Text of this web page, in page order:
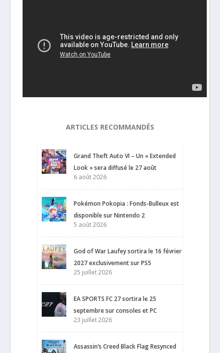
ARTICLES RECOMMANDÉS
Grand Theft Auto VI – Un « Extended
Look » sera diffusé le 27 août
6 août 2026
Pokémon Pokopia : Fonds-Bulleux est
disponible sur Nintendo 2
5 août 2026
God of War Laufey sortira le 16 février
2027 exclusivement sur PS5
25 juillet 2026
EA SPORTS FC 27 sortira le 25
septembre sur consoles et PC
23 juillet 2026
Assassin’s Creed Black Flag Resynced